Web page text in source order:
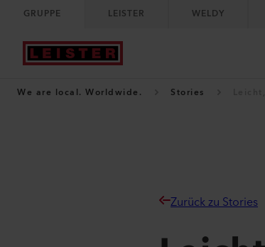
GRUPPE LEISTER WELDY
We are local. Worldwide. Stories
Zurück zu Stories